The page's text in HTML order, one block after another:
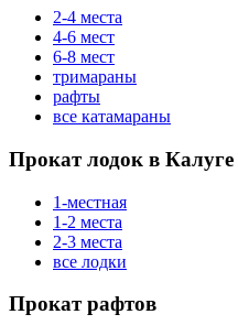
2-4 места
4-6 мест
6-8 мест
тримараны
рафты
все катамараны
Прокат лодок в Калуге
1-местная
1-2 места
2-3 места
все лодки
Прокат рафтов